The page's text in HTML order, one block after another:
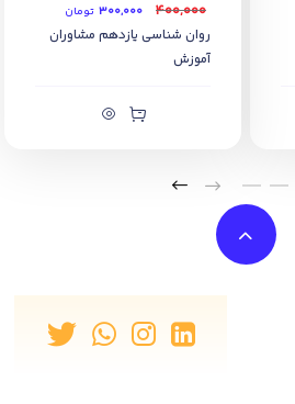
۴۰۰,۰۰۰ ۳۰۰,۰۰۰ تومان
روان شناسی یازدهم مشاوران
آموزش